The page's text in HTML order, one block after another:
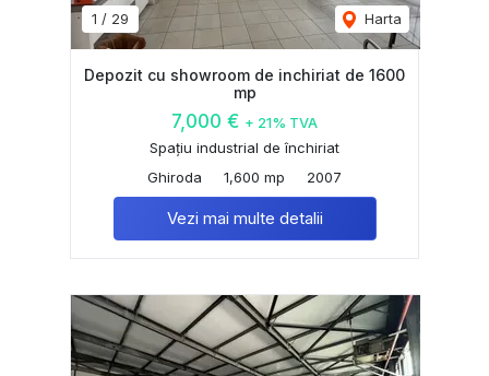
1 / 29 Harta
Depozit cu showroom de inchiriat de 1600
mp
7,000 € + 21% TVA
Spațiu industrial de închiriat
Ghiroda
1,600 mp 2007
Vezi mai multe detalii